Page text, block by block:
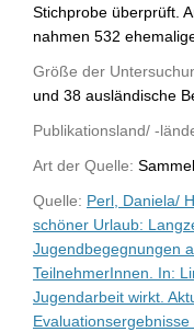
Stichprobe überprüft.
nahmen 532
Größe der
und 38 ausländische
Publikationsland/ -
Art der Quelle:
Quelle: Perl, Daniela/
schöner Urlaub:
Jugendbegegnungen
TeilnehmerInnen. In:
Jugendarbeit wirkt.